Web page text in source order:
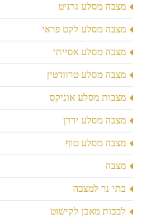
מצבה מסלע גרניט
מצבה מסלע לקט פראי
מצבה מסלע אסייתי
מצבה מסלע טרוורטין
מצבות מסלע אוניקס
מצבה מסלע ירדן
מצבה מסלע טוף
מצבה
בתי נר למצבה
לבבות מאבן לקישוט